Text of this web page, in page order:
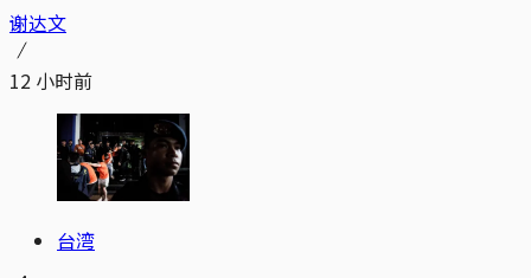
谢达文
12 小时前
台湾